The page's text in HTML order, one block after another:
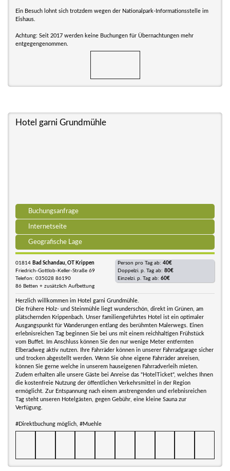
Ein Besuch lohnt sich trotzdem wegen der Nationalpark-Informationsstelle im
Eishaus.
Achtung: Seit 2017 werden keine Buchungen für Übernachtungen mehr
entgegengenommen.
Hotel garni Grundmühle
Buchungsanfrage
Internetseite
Geografische Lage
01814 Bad Schandau, OT Krippen
Friedrich-Gottlob-Keller-Straße 69
Telefon: 035028 86190
86 Betten + zusätzlich Aufbettung
Person pro Tag ab: 40€
Doppelzi. p. Tag ab: 80€
Einzelzi. p. Tag ab: 60€
Herzlich willkommen im Hotel garni Grundmühle.
Die frühere Holz- und Steinmühle liegt wunderschön, direkt im Grünen, am
plätschernden Krippenbach. Unser familiengeführtes Hotel ist ein optimaler
Ausgangspunkt für Wanderungen entlang des berühmten Malerwegs. Einen
erlebnisreichen Tag beginnen Sie bei uns mit einem reichhaltigen Frühstück
vom Buffet. Im Anschluss können Sie den nur wenige Meter entfernten
Elberadweg aktiv nutzen. Ihre Fahrräder können in unserer Fahrradgarage sicher
und trocken abgestellt werden. Wenn Sie ohne eigene Fahrräder anreisen,
können Sie gerne welche in unserem hauseigenen Fahrradverleih mieten.
Zudem erhalten alle unsere Gäste bei Anreise das "HotelTicket", welches Ihnen
die kostenfreie Nutzung der öffentlichen Verkehrsmittel in der Region
ermöglicht. Zur Entspannung nach einem anstrengenden und erlebnisreichen
Tag steht unseren Hotelgästen, gegen Gebühr, eine kleine Sauna zur
Verfügung.
#Direktbuchung möglich, #Muehle